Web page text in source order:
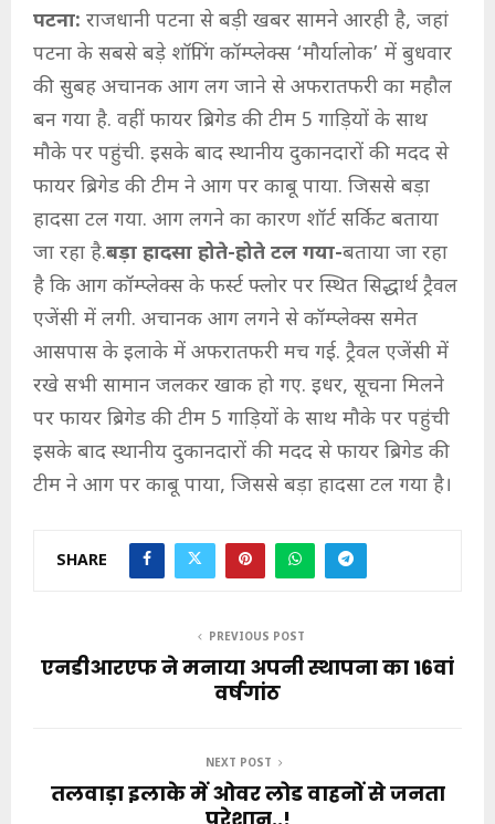
पटना: राजधानी पटना से बड़ी खबर सामने आरही है, जहां
पटना के सबसे बड़े शॉपिंग कॉम्प्लेक्स ‘मौर्यालोक’ में बुधवार
की सुबह अचानक आग लग जाने से अफरातफरी का महौल
बन गया है. वहीं फायर ब्रिगेड की टीम 5 गाड़ियों के साथ
मौके पर पहुंची. इसके बाद स्थानीय दुकानदारों की मदद से
फायर ब्रिगेड की टीम ने आग पर काबू पाया. जिससे बड़ा
हादसा टल गया. आग लगने का कारण शॉर्ट सर्किट बताया
जा रहा है.बड़ा हादसा होते-होते टल गया-बताया जा रहा
है कि आग कॉम्प्लेक्स के फर्स्ट फ्लोर पर स्थित सिद्धार्थ ट्रैवल
एजेंसी में लगी. अचानक आग लगने से कॉम्प्लेक्स समेत
आसपास के इलाके में अफरातफरी मच गई. ट्रैवल एजेंसी में
रखे सभी सामान जलकर खाक हो गए. इधर, सूचना मिलने
पर फायर ब्रिगेड की टीम 5 गाड़ियों के साथ मौके पर पहुंची
इसके बाद स्थानीय दुकानदारों की मदद से फायर ब्रिगेड की
टीम ने आग पर काबू पाया, जिससे बड़ा हादसा टल गया है।
SHARE
PREVIOUS POST
एनडीआरएफ ने मनाया अपनी स्थापना का 16वां
वर्षगांठ
NEXT POST
तलवाड़ा इलाके में ओवर लोड वाहनों से जनता